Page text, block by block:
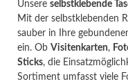
Unsere selbstklebende
Mit der selbstklebenden
sauber in Ihre
ein. Ob Visitenkarten,
Sticks, die
Sortiment umfasst viele